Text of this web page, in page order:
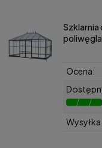
Szklarnia
Ocena:
Wysyłka